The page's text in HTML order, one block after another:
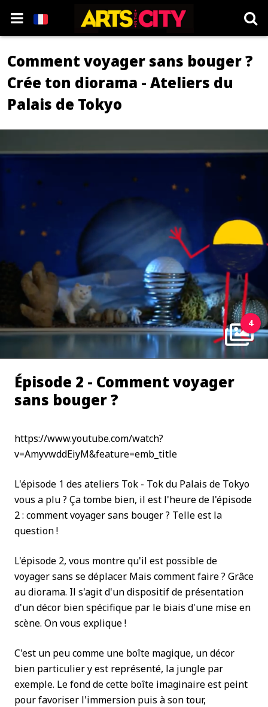
Comment voyager sans bouger ?
Crée ton diorama - Ateliers du
Palais de Tokyo
4
Épisode 2 - Comment voyager
sans bouger ?
https://www.youtube.com/watch?
v=AmyvwddEiyM&feature=emb_title
L'épisode 1 des ateliers Tok - Tok du Palais de Tokyo
vous a plu ? Ça tombe bien, il est l'heure de l'épisode
2 : comment voyager sans bouger ? Telle est la
question !
L'épisode 2, vous montre qu'il est possible de
voyager sans se déplacer. Mais comment faire ? Grâce
au diorama. Il s'agit d'un dispositif de présentation
d'un décor bien spécifique par le biais d'une mise en
scène. On vous explique !
C'est un peu comme une boîte magique, un décor
bien particulier y est représenté, la jungle par
exemple. Le fond de cette boîte imaginaire est peint
pour favoriser l'immersion puis à son tour,